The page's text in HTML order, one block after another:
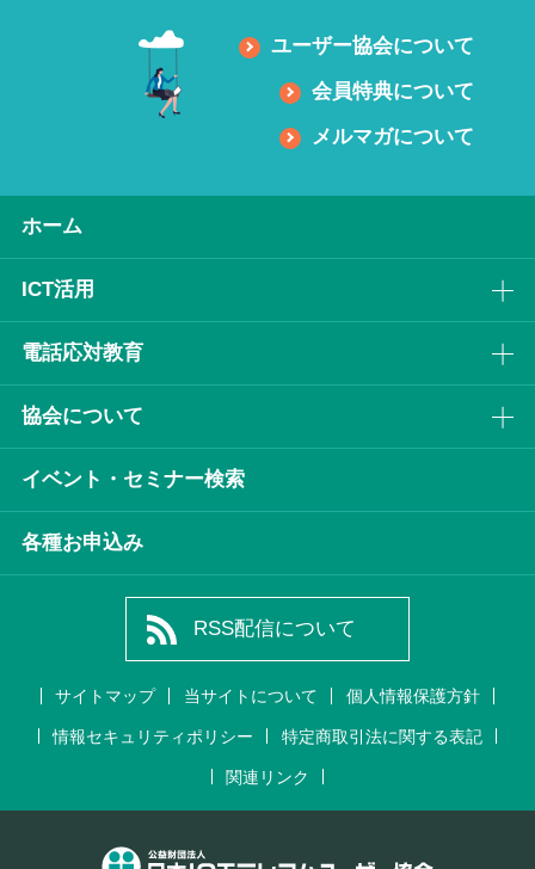
ユーザー協会について
会員特典について
メルマガについて
ホーム
ICT活⽤
電話応対教育
協会について
イベント・セミナー検索
各種お申込み
RSS配信について
サイトマップ 当サイトについて 個人情報保護方針
情報セキュリティポリシー 特定商取引法に関する表記
関連リンク